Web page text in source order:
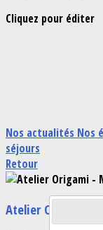
Cliquez pour éditer
Nos actualités Nos
séjours
Retour
Atelier Origami -